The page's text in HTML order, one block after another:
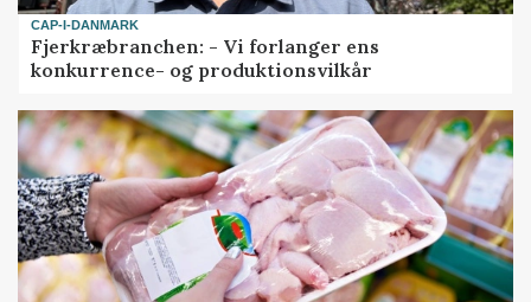
CAP-I-DANMARK
Fjerkræbranchen: - Vi forlanger ens
konkurrence- og produktionsvilkår